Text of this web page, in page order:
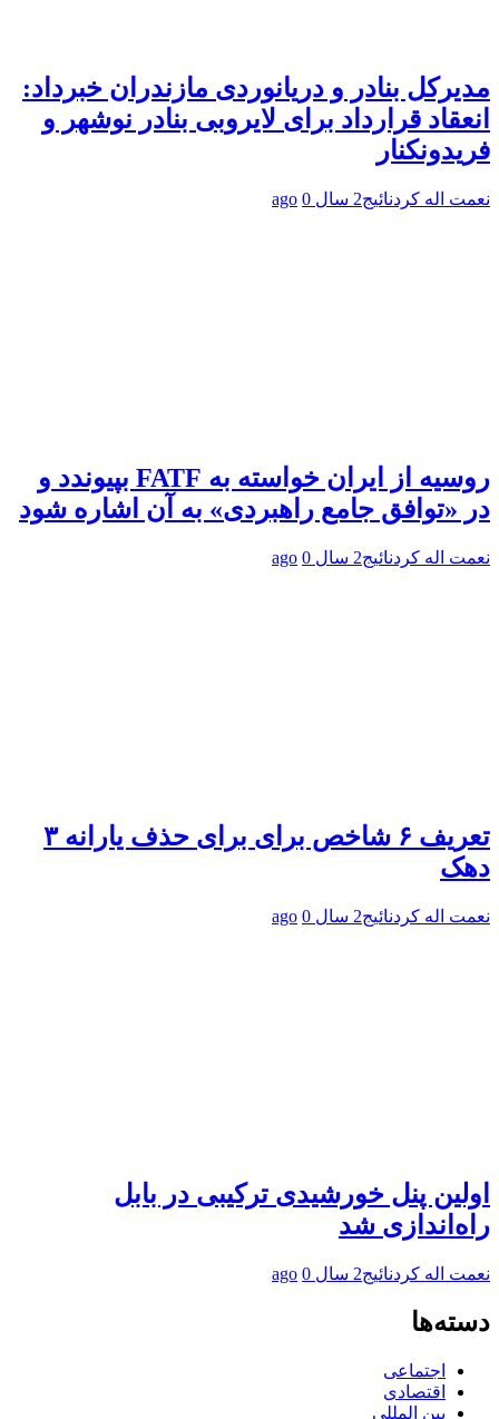
مدیرکل بنادر و دریانوردی مازندران خبرداد:
انعقاد قرارداد برای لایروبی بنادر نوشهر و
فریدونکنار
نعمت اله کردنائیج2 سال ago 0
روسیه از ایران خواسته به FATF بپیوندد و
در «توافق جامع راهبردی» به آن اشاره شود
نعمت اله کردنائیج2 سال ago 0
تعریف ۶ شاخص برای برای حذف یارانه ۳
دهک
نعمت اله کردنائیج2 سال ago 0
اولین پنل خورشیدی ترکیبی در بابل
راه‌اندازی شد
نعمت اله کردنائیج2 سال ago 0
دسته‌ها
اجتماعی
اقتصادی
بین المللی